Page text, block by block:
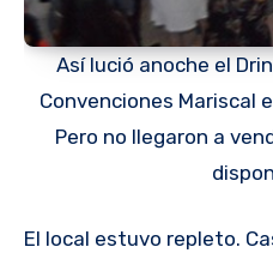
Así lució anoche el
Convenciones Mariscal
Pero no llegaron a
El local estuvo repleto. Casi no cabía un alfiler. La